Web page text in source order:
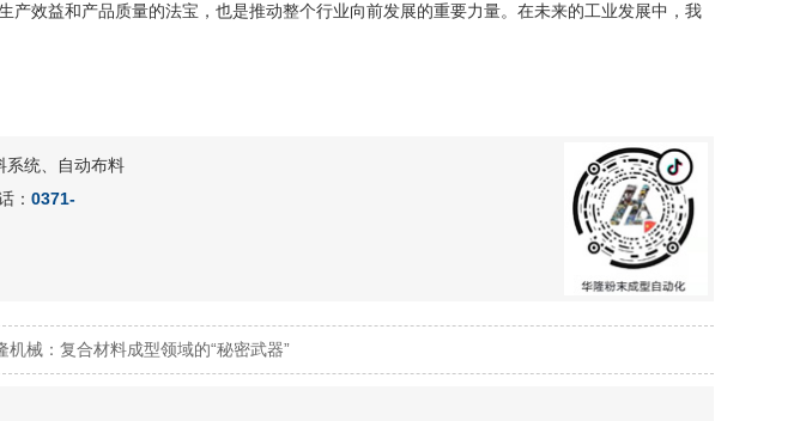
效益和产品质量的法宝，也是推动整个行业向前发展的重要力量。在未来的工业发展中，我
系统、自动布料
： 0371-
机械：复合材料成型领域的“秘密武器”